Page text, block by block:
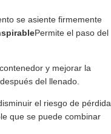
se asiente firmemente
Permite el paso del
y mejorar la
del llenado.
el riesgo de pérdida
que se puede combinar